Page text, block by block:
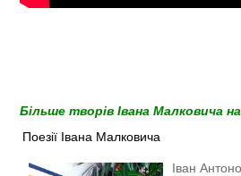
Більше творів Івана Малковича
Поезії Івана Малковича
Іван